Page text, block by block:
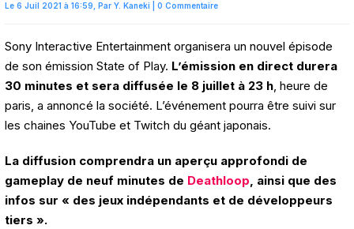
Le 6 Juil 2021 à 16:59, Par Y. Kaneki 0 Commentaire
Sony Interactive Entertainment organisera un nouvel épisode
de son émission State of Play. L’émission en direct durera
30 minutes et sera diffusée le 8 juillet à 23 h, heure de
paris, a annoncé la société. L’événement pourra être suivi sur
les chaines YouTube et Twitch du géant japonais.
La diffusion comprendra un aperçu approfondi de
gameplay de neuf minutes de Deathloop, ainsi que des
infos sur « des jeux indépendants et de développeurs
tiers ».